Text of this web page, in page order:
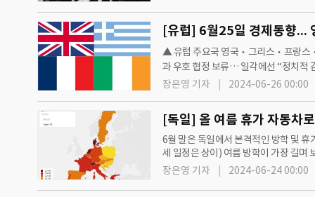
▲ 유럽 주요국 영국‧그리스‧프랑스‧
과 우호 협정 보류… 일각에선 “정치적
스코틀랜드를 방문한 전체 해외방문
장은영 기자 2024-06-26 00:00
6월 말은 독일에서 본격적인 방학 및
세 일정은 상이) 여름 방학이 가장 길며
스케줄에 맞춰 함께 여름 휴가를 보내
장은영 기자 2024-06-24 00:00